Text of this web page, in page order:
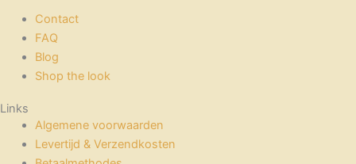
Contact
FAQ
Blog
Shop the look
Links
Algemene voorwaarden
Levertijd & Verzendkosten